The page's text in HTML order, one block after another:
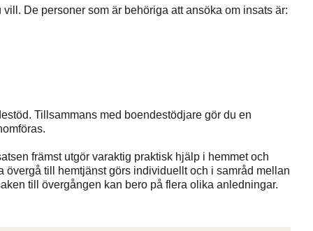
De personer som är behöriga att ansöka om insats är:
Tillsammans med boendestödjare gör du en
främst utgör varaktig praktisk hjälp i hemmet och
till hemtjänst görs individuellt och i samråd mellan
till övergången kan bero på flera olika anledningar.